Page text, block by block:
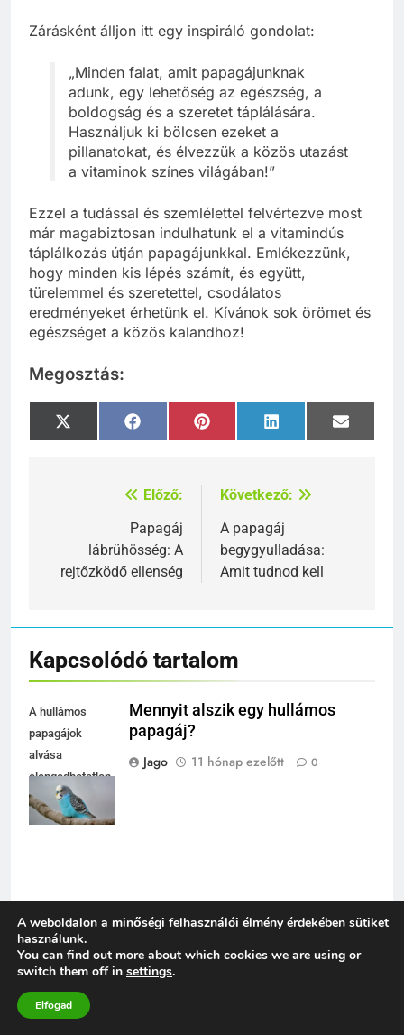
Zárásként álljon itt egy inspiráló gondolat:
„Minden falat, amit papagájunknak
adunk, egy lehetőség az egészség, a
boldogság és a szeretet táplálására.
Használjuk ki bölcsen ezeket a
pillanatokat, és élvezzük a közös utazást
a vitaminok színes világában!”
Ezzel a tudással és szemlélettel felvértezve most
már magabiztosan indulhatunk el a vitamindús
táplálkozás útján papagájunkkal. Emlékezzünk,
hogy minden kis lépés számít, és együtt,
türelemmel és szeretettel, csodálatos
eredményeket érhetünk el. Kívánok sok örömet és
egészséget a közös kalandhoz!
Megosztás:
Share
on
X
(Twitter)
Share
on
FacebookShare
on
Pinterest Share
on
LinkedIn
Share
on
Email
Bejegyzés
navigáció
Előző:
Papagáj
lábrühösség: A
rejtőzködő ellenség
Következő:
A papagáj
begygyulladása:
Amit tudnod kell
Kapcsolódó tartalom
A hullámos
papagájok
alvása
elengedhetetlen
a jó
közérzetükhöz.
Mennyit alszik egy hullámos
papagáj?
Jago
11 hónap ezelőtt 0
A hullámos
papagájok élénk
színei és játékos
viselkedésük
örömet hoznak a
Hullámos papagáj hirtelen halála
mögött mi rejlik
Jago
A weboldalon a minőségi felhasználói élmény érdekében sütiket
használunk.
You can find out more about which cookies we are using or
switch them off in settings.
Elfogad